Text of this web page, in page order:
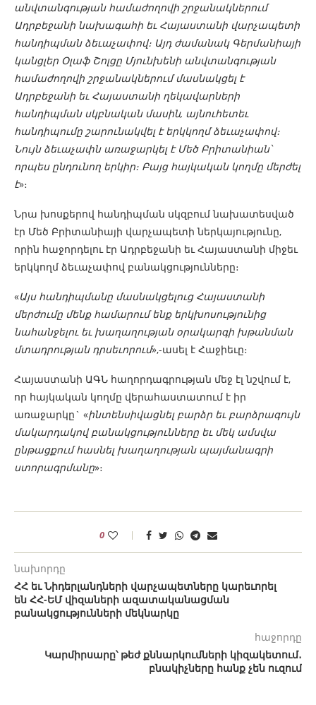
անվտանգության համաժողովի շրջանակներում
Ադրբեջանի նախագահի եւ Հայաստանի վարչապետի
հանդիպման ձեւաչափով։ Այդ ժամանակ Գերմանիայի
կանցլեր Օլաֆ Շոլցը Մյունխենի անվտանգության
համաժողովի շրջանակներում մասնակցել է
Ադրբեջանի եւ Հայաստանի ղեկավարների
հանդիպման սկբնական մասին, այնուհետեւ
հանդիպումը շարունակվել է երկկողմ ձեւաչափով։
Նույն ձեւաչափն առաջարկել է Մեծ Բրիտանիան՝
որպես ընդունող երկիր։ Բայց հայկական կողմը մերժել
է»։
Նրա խոսքերով հանդիպման սկզբում նախատեսված
էր Մեծ Բրիտանիայի վարչապետի ներկայությունը,
որին հաջորդելու էր Ադրբեջանի եւ Հայաստանի միջեւ
երկկողմ ձեւաչափով բանակցությունները։
«Այս հանդիպմանը մասնակցելուց Հայաստանի
մերժումը մենք համարում ենք երկխոսությունից
նահանջելու եւ խաղաղության օրակարգի խթանման
մտադրության դրսեւորում»,-ասել է Հաջիեւը։
Հայաստանի ԱԳՆ հաղորդագրության մեջ էլ նշվում է,
որ հայկական կողմը վերահաստատում է իր
առաջարկը` «ինտենսիվացնել բարձր եւ բարձրագույն
մակարդակով բանակցությունները եւ մեկ ամսվա
ընթացքում հասնել խաղաղության պայմանագրի
ստորագրմանը»։
0
նախորդը
ՀՀ եւ Նիդերլանդների վարչապետները կարեւորել
են ՀՀ-ԵՄ վիզաների ազատականացման
բանակցությունների մեկնարկը
հաջորդը
Կարմիրսարը՝ թեժ քննարկումների կիզակետում․
բնակիչները հանք չեն ուզում